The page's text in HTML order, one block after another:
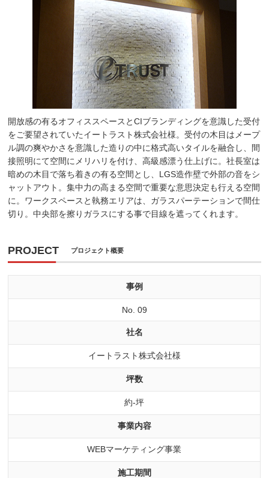
開放感の有るオフィススペースとCIブランディングを意識した受付
をご要望されていたイートラスト株式会社様。受付の木目はメープ
ル調の爽やかさを意識した造りの中に格式高いタイルを融合し、間
接照明にて空間にメリハリを付け、高級感漂う仕上げに。社長室は
暗めの木目で落ち着きの有る空間とし、LGS造作壁で外部の音をシ
ャットアウト。集中力の高まる空間で重要な意思決定も行える空間
に。ワークスペースと執務エリアは、ガラスパーテーションで間仕
切り。中央部を擦りガラスにする事で目線を遮ってくれます。
PROJECT プロジェクト概要
事例
No. 09
社名
イートラスト株式会社様
坪数
約-坪
事業内容
WEBマーケティング事業
施工期間